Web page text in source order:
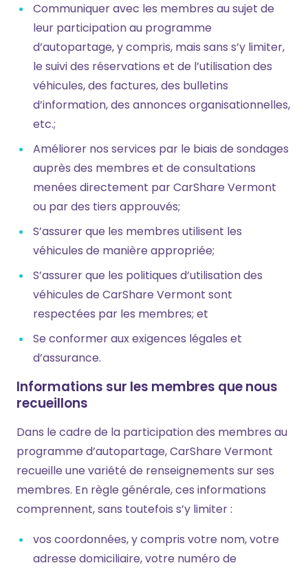
Communiquer avec les membres au sujet de
leur participation au programme
d’autopartage, y compris, mais sans s’y limiter,
le suivi des réservations et de l’utilisation des
véhicules, des factures, des bulletins
d’information, des annonces organisationnelles,
etc.;
Améliorer nos services par le biais de sondages
auprès des membres et de consultations
menées directement par CarShare Vermont
ou par des tiers approuvés;
S’assurer que les membres utilisent les
véhicules de manière appropriée;
S’assurer que les politiques d’utilisation des
véhicules de CarShare Vermont sont
respectées par les membres; et
Se conformer aux exigences légales et
d’assurance.
Informations sur les membres que nous
recueillons
Dans le cadre de la participation des membres au
programme d’autopartage, CarShare Vermont
recueille une variété de renseignements sur ses
membres. En règle générale, ces informations
comprennent, sans toutefois s’y limiter :
vos coordonnées, y compris votre nom, votre
adresse domiciliaire, votre numéro de